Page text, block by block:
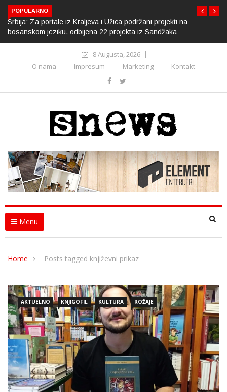
POPULARNO
Srbija: Za portale iz Kraljeva i Užica podržani projekti na
bosanskom jeziku, odbijena 22 projekta iz Sandžaka
8 Augusta, 2026
O nama
Impresum Marketing Kontakt
Menu
Home Posts tagged književni prikaz
AKTUELNO KNJIGOFIL KULTURA ROŽAJE